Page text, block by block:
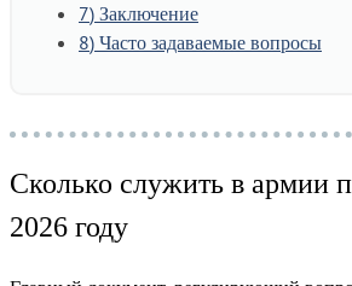
7 Заключение
8 Часто задаваемые вопросы
Сколько служить в армии
2026 году